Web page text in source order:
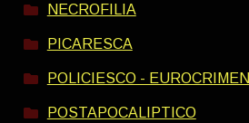
NECROFILIA
PICARESCA
POLICIESCO - EUROCRIMEN
POSTAPOCALIPTICO